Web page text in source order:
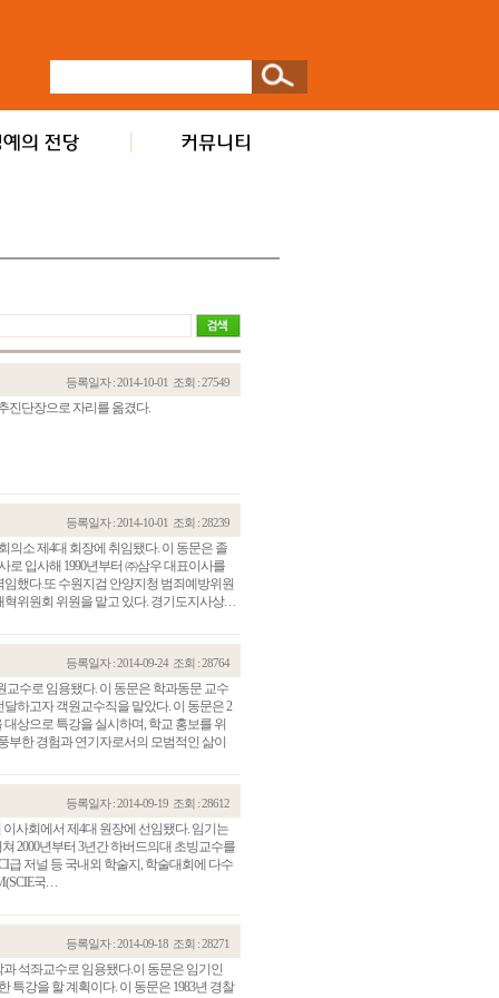
등록일자 : 2014-10-01 조회 : 27549
진단장으로 자리를 옮겼다.
등록일자 : 2014-10-01 조회 : 28239
의소 제4대 회장에 취임됐다. 이 동문은 졸
로 입사해 1990년부터 ㈜삼우 대표이사를
했다.또 수원지검 안양지청 범죄예방위원
위원회 위원을 맡고 있다. 경기도지사상. . .
등록일자 : 2014-09-24 조회 : 28764
교수로 임용됐다. 이 동문은 학과동문 교수
하고자 객원교수직을 맡았다. 이 동문은 2
상으로 특강을 실시하며, 학교 홍보를 위
한 경험과 연기자로서의 모범적인 삶이
등록일자 : 2014-09-19 조회 : 28612
사회에서 제4대 원장에 선임됐다. 임기는
2000년부터 3년간 하버드의대 초빙교수를
급 저널 등 국내외 학술지, 학술대회에 다수
국. . .
등록일자 : 2014-09-18 조회 : 28271
석좌교수로 임용됐다.이 동문은 임기인
특강을 할 계획이다. 이 동문은 1983년 경찰